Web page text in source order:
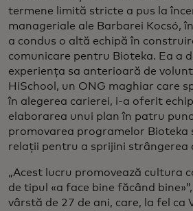
termene limită stricte a pus la
manageriale ale Barbarei Kocsó,
a condus o altă echipă în
comunicare pentru Bioteka. Ea a
experiența sa anterioară de
HiSchool, un ONG maghiar care
în alegerea carierei, i-a oferit
elaborarea unui plan în patru
promovarea programelor Bioteka
relații pentru a sprijini strângerea
„Acest lucru promovează cultura
de tipul «a face bine făcând
vârstă de 27 de ani, care, la fel ca